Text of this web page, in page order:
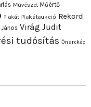
Művészet Műértő
Plakát Plakátaukció Rekord
Virág Judit
tudósítás Önarckép